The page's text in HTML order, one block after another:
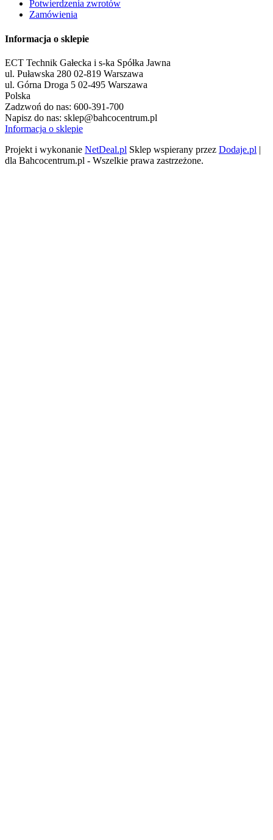
Potwierdzenia zwrotów
Zamówienia
Informacja o sklepie
ECT Technik Gałecka i s-ka Spółka Jawna
ul. Puławska 280 02-819 Warszawa
ul. Górna Droga 5 02-495 Warszawa
Polska
Zadzwoń do nas: 600-391-700
Napisz do nas: sklep@bahcocentrum.pl
Informacja o sklepie
Projekt i wykonanie NetDeal.pl Sklep wspierany przez Dodaje.pl |
dla Bahcocentrum.pl - Wszelkie prawa zastrzeżone.